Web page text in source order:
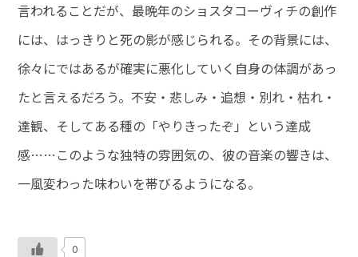
言われることだが、最晩年のショスタコーヴィチの創作
には、はっきりと死の影が感じられる。その背景には、
徐々にではあるが確実に悪化していく自身の体調があっ
たと言えるだろう。不安・悲しみ・追想・別れ・枯れ・
達観、そしてある種の「やりきったぞ」という達成
感……このような独特の雰囲気の、彼の音楽の響きは、
一風変わった味わいを帯びるようになる。
0